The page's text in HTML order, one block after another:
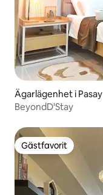
Ägarlägenhet i Pasay
BeyondD'Stay
Gästfavorit
Gästfavorit